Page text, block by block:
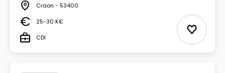
Lieu Craon - 53400
Salaire25-30 K€
TypeCDI Ajouter